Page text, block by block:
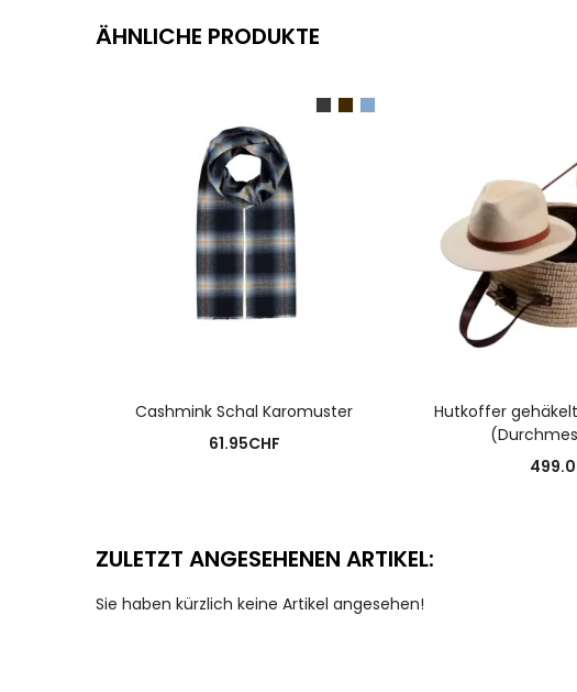
ÄHNLICHE PRODUKTE
Cashmink Schal Karomuster
61.95CHF
Hutkoffer
ZULETZT ANGESEHENEN ARTIKEL:
Sie haben kürzlich keine Artikel angesehen!